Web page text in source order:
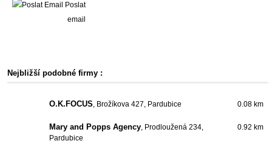
Poslat
email
Nejbližší podobné firmy :
O.K.FOCUS, Brožíkova 427, Pardubice 0.08 km
Mary and Popps Agency, Prodloužená 234,
Pardubice
0.92 km